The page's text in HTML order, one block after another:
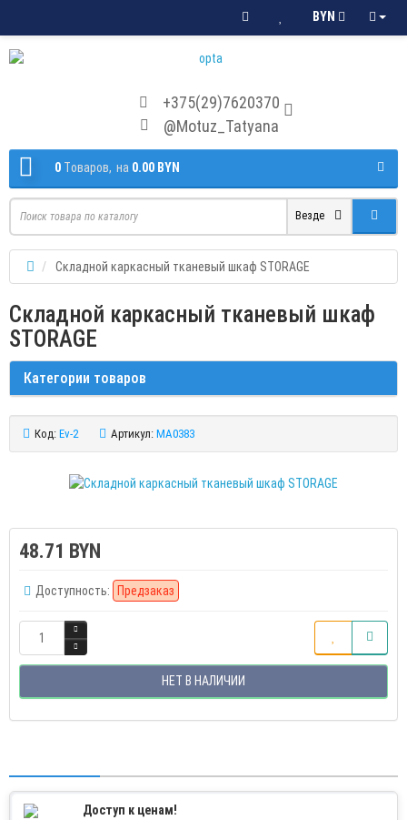
BYN
+375(29)7620370
@Motuz_Tatyana
0 Tоваров, на 0.00 BYN
Везде
Складной каркасный тканевый шкаф STORAGE
Складной каркасный тканевый шкаф
STORAGE
Категории товаров
Код: Ev-2 Артикул: MA0383
48.71 BYN
Доступность: Предзаказ
НЕТ В НАЛИЧИИ
Доступ к ценам!